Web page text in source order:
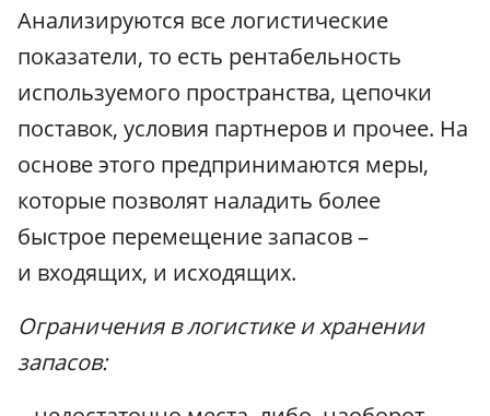
Анализируются все логистические
показатели, то есть рентабельность
используемого пространства, цепочки
поставок, условия партнеров и прочее. На
основе этого предпринимаются меры,
которые позволят наладить более
быстрое перемещение запасов –
и входящих, и исходящих.
Ограничения в логистике и хранении
запасов: